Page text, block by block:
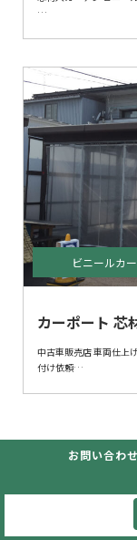
雨風を防ぎたい、採光
芯材を入れることによ
カーテンが雨風を防ぐ
ます。
カーポート 芯
中古車販売店 車両仕上
付け依頼
使用しないときは開放
ビニールカ
Copyright
お問い合わ